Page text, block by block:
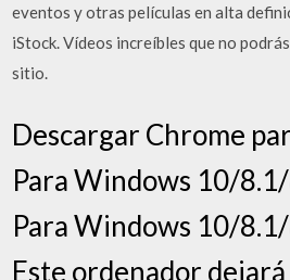
eventos y otras películas en alta
iStock. Vídeos increíbles que no
sitio.
Descargar Chrome
Para Windows 10/
Para Windows 10/
Este ordenador